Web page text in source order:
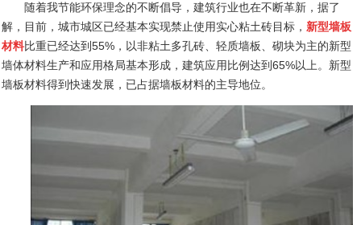
随着我节能环保理念的不断倡导，建筑行业也在不断革新，据了
解，目前，城市城区已经基本实现禁止使用实心粘土砖目标， 新型墙板
材料比重已经达到55% ，以非粘土多孔砖、轻质墙板、砌块为主的新型
墙体材料生产和应用格局基本形成，建筑应用比例达到65%以上。新型
墙板材料得到快速发展，已占据墙板材料的主导地位。